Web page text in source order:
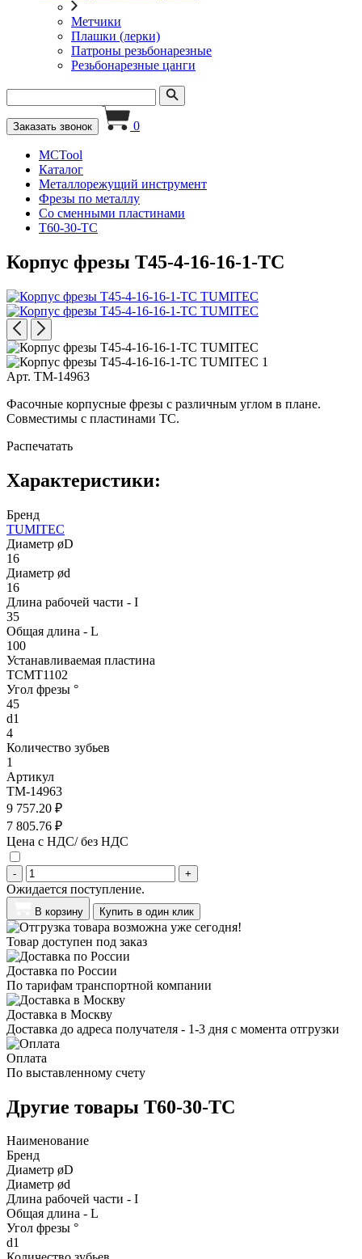
Метчики
Плашки (лерки)
Патроны резьбонарезные
Резьбонарезные цанги
Заказать звонок 0
MCTool
Каталог
Металлорежущий инструмент
Фрезы по металлу
Со сменными пластинами
T60-30-TC
Корпус фрезы T45-4-16-16-1-TC
Арт. TM-14963
Фасочные корпусные фрезы с различным углом в плане.
Совместимы с пластинами TC.
Распечатать
Характеристики:
Бренд
TUMITEC
Диаметр øD
16
Диаметр ød
16
Длина рабочей части - I
35
Общая длина - L
100
Устанавливаемая пластина
TCMT1102
Угол фрезы °
45
d1
4
Количество зубьев
1
Артикул
TM-14963
9 757.20 ₽
7 805.76 ₽
Цена с НДС/ без НДС
- +
Ожидается поступление.
В корзину Купить в один клик
Товар доступен под заказ
Доставка по России
По тарифам транспортной компании
Доставка в Москву
Доставка до адреса получателя - 1-3 дня с момента отгрузки
Оплата
По выставленному счету
Другие товары T60-30-TC
Наименование
Бренд
Диаметр øD
Диаметр ød
Длина рабочей части - I
Общая длина - L
Угол фрезы °
d1